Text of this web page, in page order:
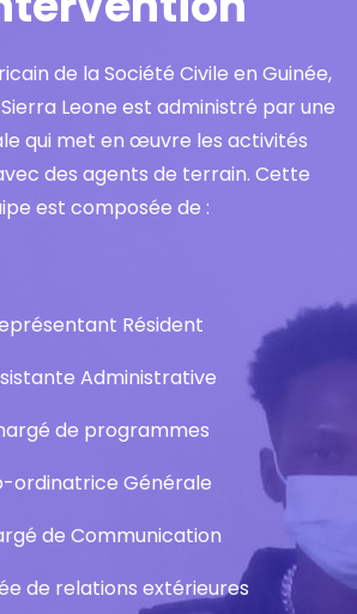
de la Société Civile en Guinée,
Leone est administré par une
qui met en œuvre les activités
des agents de terrain. Cette
est composée de :
Résident
Administrative
de programmes
ordinatrice Générale
de Communication
de relations extérieures